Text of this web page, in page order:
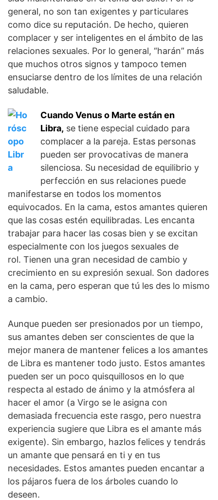
general, no son tan exigentes y particulares
como dice su reputación. De hecho, quieren
complacer y ser inteligentes en el ámbito de las
relaciones sexuales. Por lo general, “harán” más
que muchos otros signos y tampoco temen
ensuciarse dentro de los límites de una relación
saludable.
Cuando Venus o Marte están en
Libra, se tiene especial cuidado para
complacer a la pareja. Estas personas
pueden ser provocativas de manera
silenciosa. Su necesidad de equilibrio y
perfección en sus relaciones puede
manifestarse en todos los momentos
equivocados. En la cama, estos amantes quieren
que las cosas estén equilibradas. Les encanta
trabajar para hacer las cosas bien y se excitan
especialmente con los juegos sexuales de
rol. Tienen una gran necesidad de cambio y
crecimiento en su expresión sexual. Son dadores
en la cama, pero esperan que tú les des lo mismo
a cambio.
Aunque pueden ser presionados por un tiempo,
sus amantes deben ser conscientes de que la
mejor manera de mantener felices a los amantes
de Libra es mantener todo justo. Estos amantes
pueden ser un poco quisquillosos en lo que
respecta al estado de ánimo y la atmósfera al
hacer el amor (a Virgo se le asigna con
demasiada frecuencia este rasgo, pero nuestra
experiencia sugiere que Libra es el amante más
exigente). Sin embargo, hazlos felices y tendrás
un amante que pensará en ti y en tus
necesidades. Estos amantes pueden encantar a
los pájaros fuera de los árboles cuando lo
deseen.